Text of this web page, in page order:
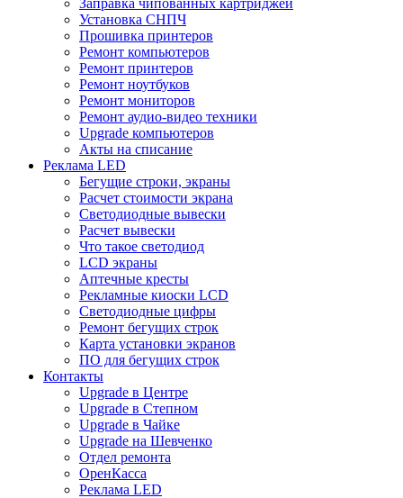
Установка СНПЧ
Прошивка принтеров
Ремонт компьютеров
Ремонт принтеров
Ремонт ноутбуков
Ремонт мониторов
Ремонт аудио-видео техники
Upgrade компьютеров
Акты на списание
Реклама LED
Бегущие строки, экраны
Расчет стоимости экрана
Светодиодные вывески
Расчет вывески
Что такое светодиод
LCD экраны
Аптечные кресты
Рекламные киоски LCD
Светодиодные цифры
Ремонт бегущих строк
Карта установки экранов
ПО для бегущих строк
Контакты
Upgrade в Центре
Upgrade в Степном
Upgrade в Чайке
Upgrade на Шевченко
Отдел ремонта
ОренКасса
Реклама LED